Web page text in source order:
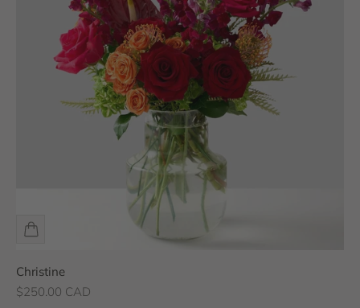
Christine
Prix de vente
$250.00 CAD